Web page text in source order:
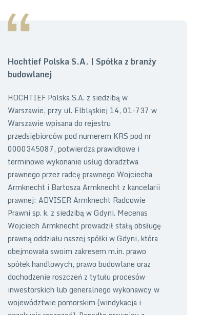
Hochtief Polska S.A. | Spółka z branży
budowlanej
HOCHTIEF Polska S.A. z siedzibą w
Warszawie, przy ul. Elbląskiej 14, 01-737 w
Warszawie wpisana do rejestru
przedsiębiorców pod numerem KRS pod nr
0000345087, potwierdza prawidłowe i
terminowe wykonanie usług doradztwa
prawnego przez radcę prawnego Wojciecha
Armknecht i Bartosza Armknecht z kancelarii
prawnej: ADVISER Armknecht Radcowie
Prawni sp. k. z siedzibą w Gdyni. Mecenas
Wojciech Armknecht prowadził stałą obsługę
prawną oddziału naszej spółki w Gdyni, która
obejmowała swoim zakresem m.in. prawo
spółek handlowych, prawo budowlane oraz
dochodzenie roszczeń z tytułu procesów
inwestorskich lub generalnego wykonawcy w
województwie pomorskim (windykacja i